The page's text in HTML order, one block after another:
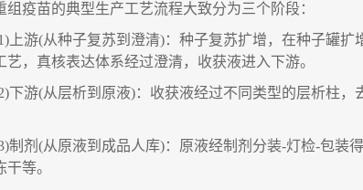
组疫苗的典型生产工艺流程大致分为三个阶段：
上游(从种子复苏到澄清)： 种子复苏扩增 ， 在种子罐扩
艺，真核表达体系经过澄清，收获液进入下游。
下游(从层析到原液)： 收获液经过不同类型的层析柱，
制剂 (从原液到成品人库)： 原液经制剂分装-灯检-包装
干等。